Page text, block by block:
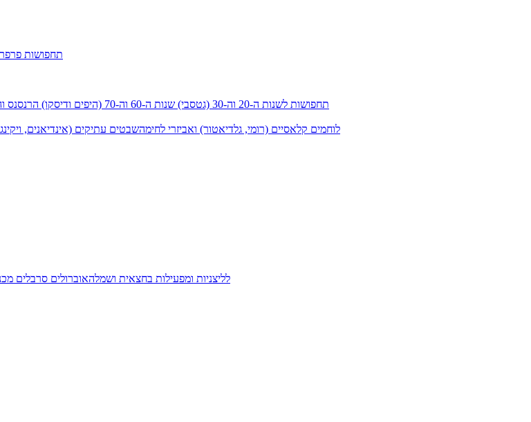
תחפושות
תחפושות לשנות ה-20 וה-30 (גטסבי)
שנות ה-60 וה-70 (היפים ודיסקו) הרנסנס והמאה
לוחמים קלאסיים (רומי, גלדיאטור) ואביזרי לחימהשבטים עתיקים (אינדיאנים,
לליצניות ומפעילות בחצאית ושמלהאוברולים סרבלים